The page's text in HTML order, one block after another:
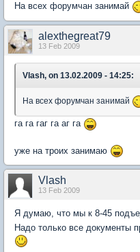
На всех форумчан занимай
alexthegreat79
13 Feb 2009
Vlash, on 13.02.2009 - 14:25:
На всех форумчан занимай
га га гаг га аг га
уже на троих занимаю
Vlash
13 Feb 2009
Я думаю, что мы к 8-45
Надо только все документы